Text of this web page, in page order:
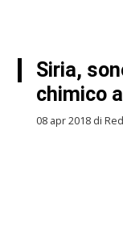
Siria,
chimico
08 apr 2018 di